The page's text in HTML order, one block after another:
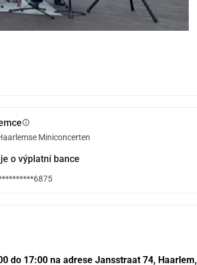
info
Miniconcerten
o výplatní bance
do 17:00 na adrese Jansstraat 74, Haarlem,